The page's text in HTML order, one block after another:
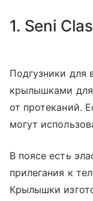
1. Seni
Подгузники для
крылышками
от протеканий.
могут
В поясе есть
прилегания к
Крылышки